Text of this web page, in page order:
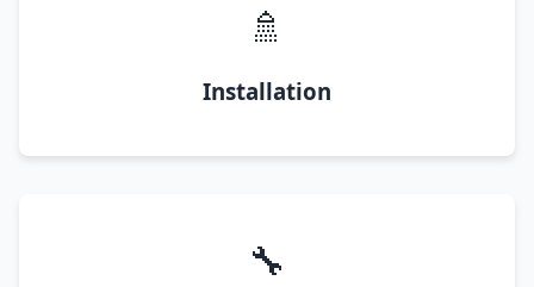
🚿
Installation
🔧